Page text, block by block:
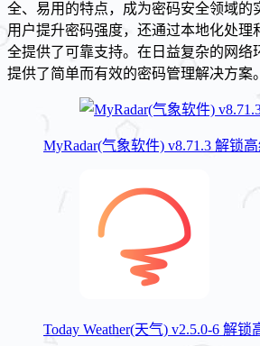
全、易用的特点，成为密码安全领域的
用户提升密码强度，还通过本地化处理
全提供了可靠支持。在日益复杂的网络
提供了简单而有效的密码管理解决方案。
MyRadar(气象软件) v8.71.3 解锁
Today Weather(天气) v2.5.0-6 解锁